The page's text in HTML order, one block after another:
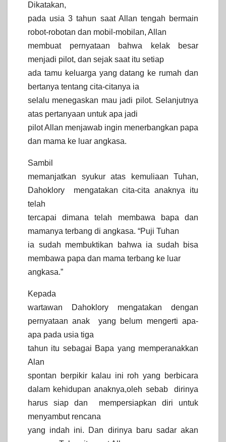
Dikatakan,
pada usia 3 tahun saat Allan tengah bermain
robot-robotan dan mobil-mobilan, Allan
membuat pernyataan bahwa kelak besar
menjadi pilot, dan sejak saat itu setiap
ada tamu keluarga yang datang ke rumah dan
bertanya tentang cita-citanya ia
selalu menegaskan mau jadi pilot. Selanjutnya
atas pertanyaan untuk apa jadi
pilot Allan menjawab ingin menerbangkan papa
dan mama ke luar angkasa.
Sambil
memanjatkan syukur atas kemuliaan Tuhan,
Dahoklory mengatakan cita-cita anaknya itu
telah
tercapai dimana telah membawa bapa dan
mamanya terbang di angkasa. “Puji Tuhan
ia sudah membuktikan bahwa ia sudah bisa
membawa papa dan mama terbang ke luar
angkasa.”
Kepada
wartawan Dahoklory mengatakan dengan
pernyataan anak yang belum mengerti apa-
apa pada usia tiga
tahun itu sebagai Bapa yang memperanakkan
Alan
spontan berpikir kalau ini roh yang berbicara
dalam kehidupan anaknya,oleh sebab dirinya
harus siap dan mempersiapkan diri untuk
menyambut rencana
yang indah ini. Dan dirinya baru sadar akan